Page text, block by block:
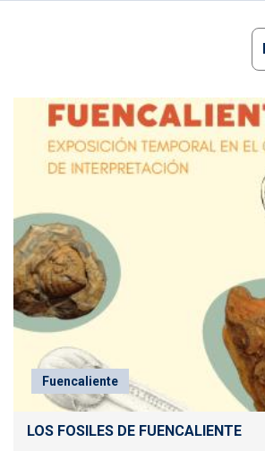
Fuencaliente
LOS FOSILES DE FUENCALIENTE